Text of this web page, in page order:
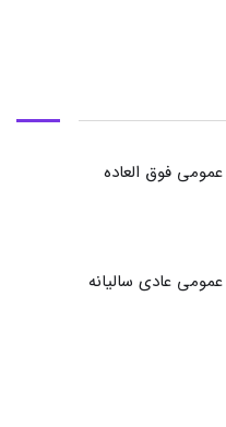
فوق العاده
عادی سالیانه